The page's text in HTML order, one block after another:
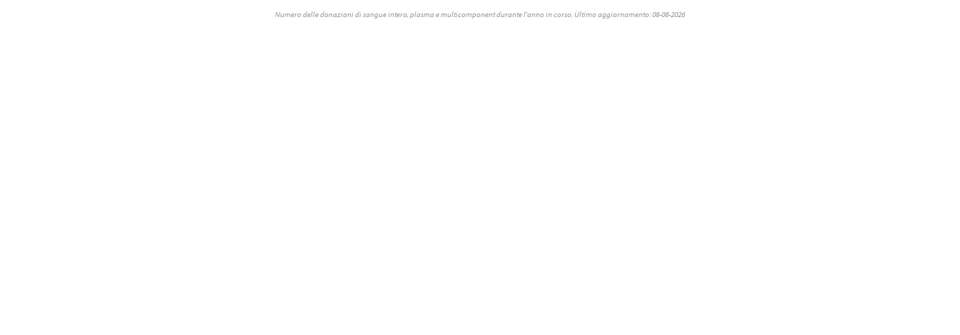
Numero delle donazioni di sangue intero, plasma e multicomponent durante l'anno in corso. Ultimo aggiornamento: 08-08-2026